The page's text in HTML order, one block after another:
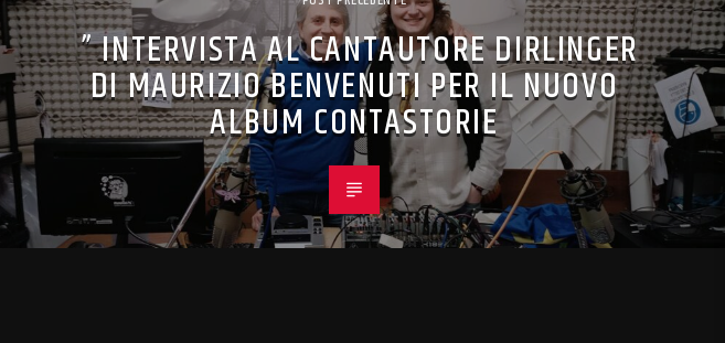
” INTERVISTA AL CANTAUTORE DIRLINGER
DI MAURIZIO BENVENUTI PER IL NUOVO
ALBUM CONTASTORIE